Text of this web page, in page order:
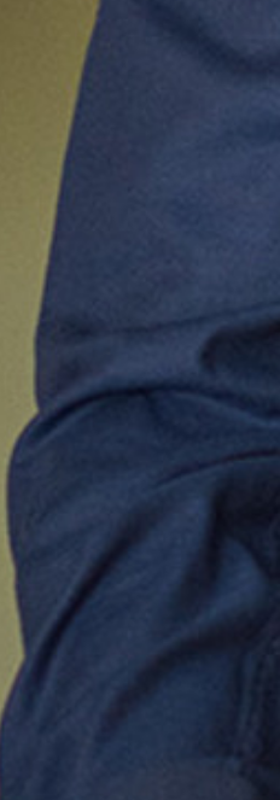
Management für Rule